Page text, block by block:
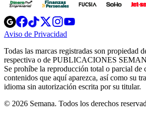
Opens
in
new
Opens
in
new
Opens
in
new
window
Opens
new
windowwindow
Aviso de Privacidad
new
window
Todas las marcas registradas son propiedad
respectiva o de PUBLICACIONES
Se prohíbe la reproducción total o parcial de
contenidos que aquí aparezca, así como su
idioma sin autorización escrita por su titular.
© 2026 Semana. Todos los derechos